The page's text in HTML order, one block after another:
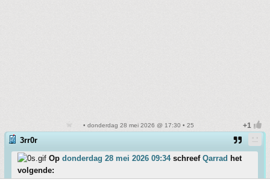
• donderdag 28 mei 2026 @ 17:30 • 25
3rr0r
Op donderdag 28 mei 2026 09:34schreef Qarrad het
volgende: